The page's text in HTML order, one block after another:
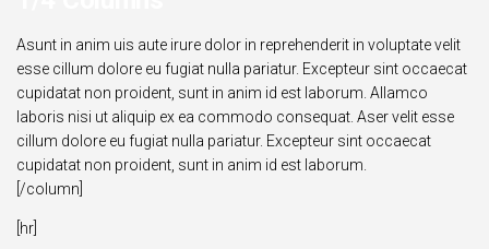
Asunt in anim uis aute irure dolor in reprehenderit in voluptate velit
esse cillum dolore eu fugiat nulla pariatur. Excepteur sint occaecat
cupidatat non proident, sunt in anim id est laborum. Allamco
laboris nisi ut aliquip ex ea commodo consequat. Aser velit esse
cillum dolore eu fugiat nulla pariatur. Excepteur sint occaecat
cupidatat non proident, sunt in anim id est laborum.
[/column]
[hr]